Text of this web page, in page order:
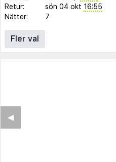
Retur:
sön 04 okt 16:55
Nätter:
7
Fler val
◀︎